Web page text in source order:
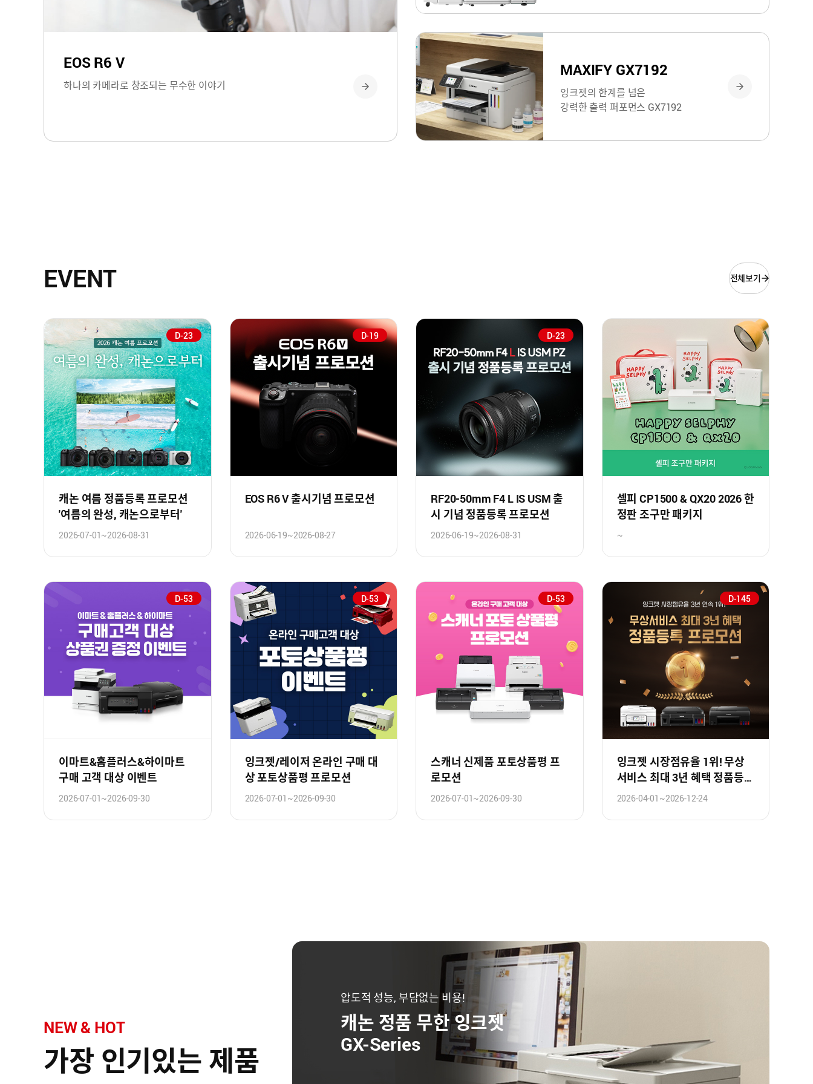
EOS R6 V
하나의 카메라로 창조되는 무수한 이야기
MAXIFY GX7192
잉크젯의 한계를 넘은
강력한 출력 퍼포먼스 GX7192
EVENT 전체보기
D-23
캐논 여름 정품등록 프로모션
'여름의 완성, 캐논으로부터'
2026-07-01~2026-08-31
D-19
EOS R6 V 출시기념 프로모션
2026-06-19~2026-08-27
D-23
RF20-50mm F4 L IS USM 출
시 기념 정품등록 프로모션
2026-06-19~2026-08-31
셀피 CP1500 & QX20 2026 한
정판 조구만 패키지
~
D-53
이마트&홈플러스&하이마트
구매 고객 대상 이벤트
2026-07-01~2026-09-30
D-53
잉크젯/레이저 온라인 구매 대
상 포토상품평 프로모션
2026-07-01~2026-09-30
D-53
스캐너 신제품 포토상품평 프
로모션
2026-07-01~2026-09-30
D-145
잉크젯 시장점유율 1위! 무상
서비스 최대 3년 혜택 정품등록
프로모션!
2026-04-01~2026-12-24
NEW & HOT
가장 인기있는 제품
압도적 성능, 부담없는 비용!
캐논 정품 무한 잉크젯
GX-Series